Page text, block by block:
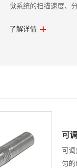
觉系统的扫描速度、
了解详情
可
可调
匀的